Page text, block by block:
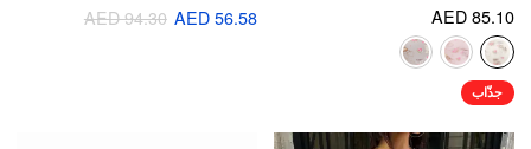
AED 85.10
جذّاب
AED 56.58
AED 94.30